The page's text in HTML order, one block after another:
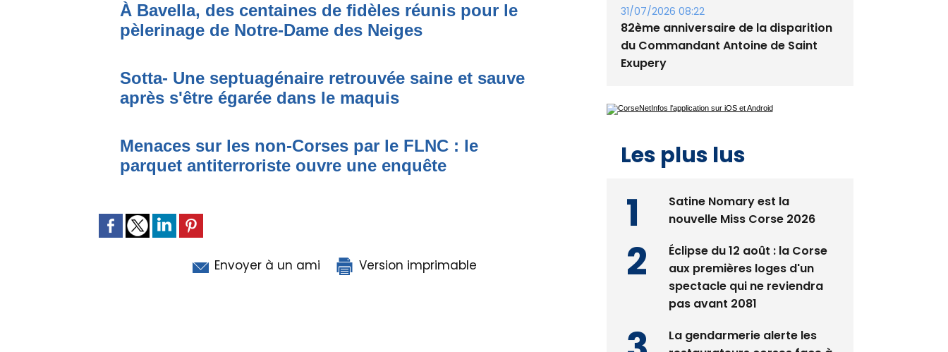
À Bavella, des centaines de fidèles réunis pour le
pèlerinage de Notre-Dame des Neiges
Sotta- Une septuagénaire retrouvée saine et sauve
après s'être égarée dans le maquis
Menaces sur les non-Corses par le FLNC : le
parquet antiterroriste ouvre une enquête
Envoyer à un ami Version imprimable
tournoi du RCPV
31/07/2026 08:22
82ème anniversaire de la disparition
nouvelle Miss Corse 2026
Éclipse du 12 août : la Corse
aux premières loges d'un
pas avant 2081